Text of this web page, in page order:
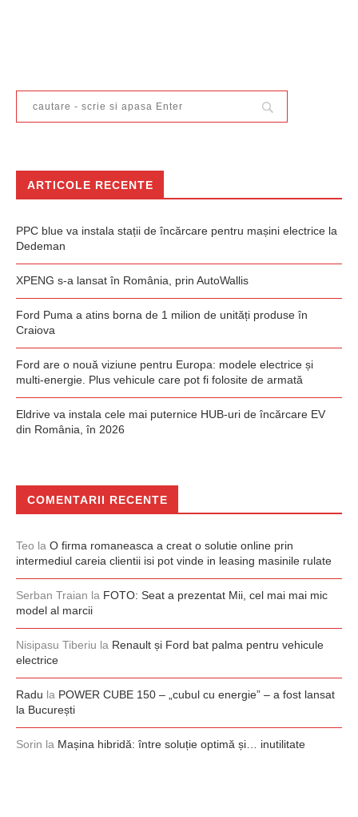
ARTICOLE RECENTE
PPC blue va instala stații de încărcare pentru mașini electrice la
Dedeman
XPENG s-a lansat în România, prin AutoWallis
Ford Puma a atins borna de 1 milion de unități produse în
Craiova
Ford are o nouă viziune pentru Europa: modele electrice și
multi-energie. Plus vehicule care pot fi folosite de armată
Eldrive va instala cele mai puternice HUB-uri de încărcare EV
din România, în 2026
COMENTARII RECENTE
Teo la O firma romaneasca a creat o solutie online prin
intermediul careia clientii isi pot vinde in leasing masinile rulate
Serban Traian la FOTO: Seat a prezentat Mii, cel mai mai mic
model al marcii
Nisipasu Tiberiu la Renault și Ford bat palma pentru vehicule
electrice
Radu la POWER CUBE 150 – „cubul cu energie” – a fost lansat
la București
Sorin la Mașina hibridă: între soluție optimă și… inutilitate